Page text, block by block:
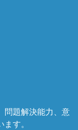
問題解決能力、意
す。